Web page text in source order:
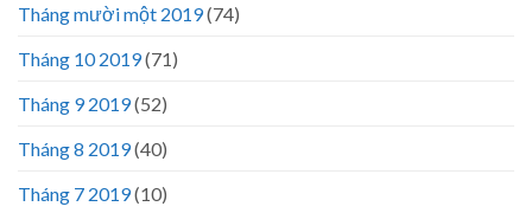
Tháng mười một 2019(74)
Tháng 10 2019(71)
Tháng 9 2019(52)
Tháng 8 2019(40)
Tháng 7 2019(10)